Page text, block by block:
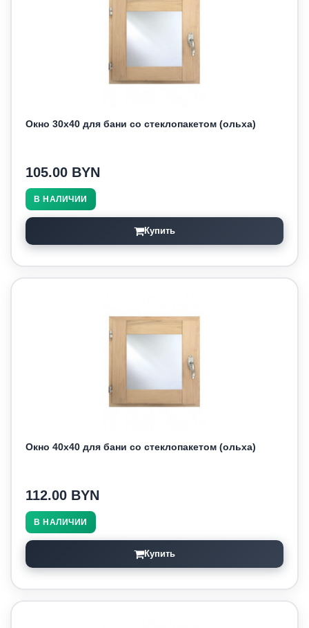
Окно 30х40 для бани со стеклопакетом (ольха)
105.00 BYN
В НАЛИЧИИ
Купить
Окно 40х40 для бани со стеклопакетом (ольха)
112.00 BYN
В НАЛИЧИИ
Купить